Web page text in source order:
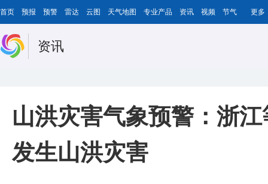
首页 预报 预警 雷达 云图 天气地图 专业产品 资讯 视频 节气 更多
资讯
山洪灾害气象预警：浙
发生山洪灾害